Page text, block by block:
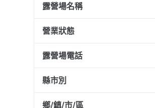
露營場名稱
營業狀態
露營場電話
縣市別
鄉/鎮/市/區